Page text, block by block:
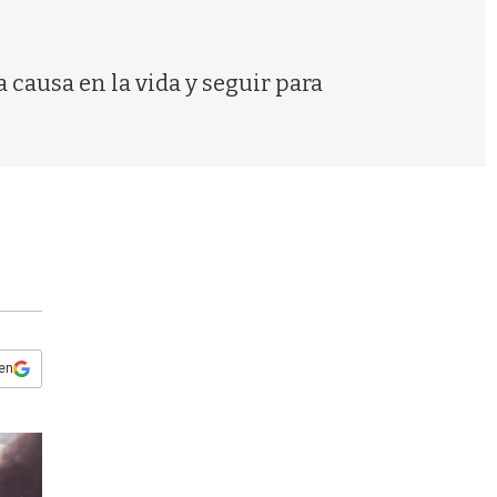
en la vida y seguir para